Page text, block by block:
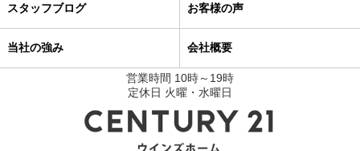
スタッフブログ お客様の声
当社の強み 会社概要
営業時間 10時～19時
定休日 火曜・水曜日